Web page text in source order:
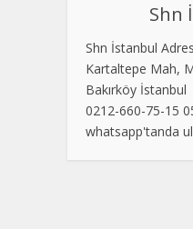
Shn
Shn İstanbul
Kartaltepe Mah,
Bakırköy İstanbul
0212-660-75-15
whatsapp'tanda